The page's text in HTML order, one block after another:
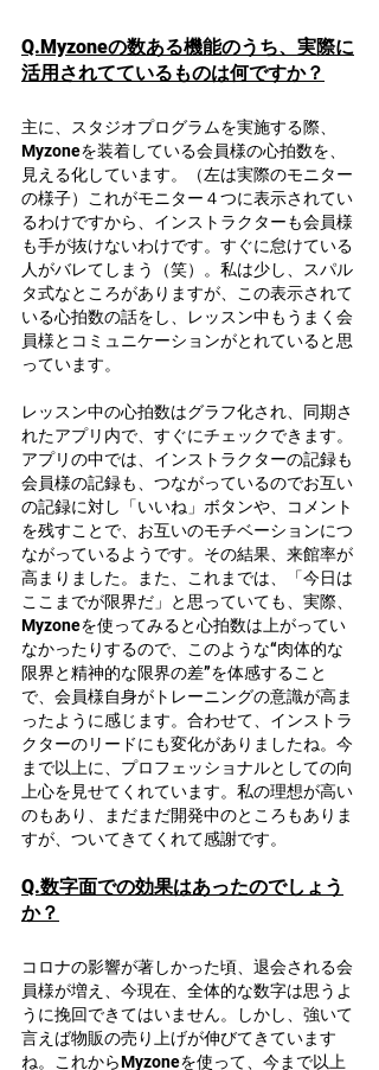
Q.Myzoneの数ある機能のうち、実際に
活用されてているものは何ですか？
主に、スタジオプログラムを実施する際、
Myzoneを装着している会員様の心拍数を、
見える化しています。（左は実際のモニター
の様子）これがモニター４つに表示されてい
るわけですから、インストラクターも会員様
も手が抜けないわけです。すぐに怠けている
人がバレてしまう（笑）。私は少し、スパル
タ式なところがありますが、この表示されて
いる心拍数の話をし、レッスン中もうまく会
員様とコミュニケーションがとれていると思
っています。
レッスン中の心拍数はグラフ化され、同期さ
れたアプリ内で、すぐにチェックできます。
アプリの中では、インストラクターの記録も
会員様の記録も、つながっているのでお互い
の記録に対し「いいね」ボタンや、コメント
を残すことで、お互いのモチベーションにつ
ながっているようです。その結果、来館率が
高まりました。また、これまでは、「今日は
ここまでが限界だ」と思っていても、実際、
Myzoneを使ってみると心拍数は上がってい
なかったりするので、このような“肉体的な
限界と精神的な限界の差”を体感すること
で、会員様自身がトレーニングの意識が高ま
ったように感じます。合わせて、インストラ
クターのリードにも変化がありましたね。今
まで以上に、プロフェッショナルとしての向
上心を見せてくれています。私の理想が高い
のもあり、まだまだ開発中のところもありま
すが、ついてきてくれて感謝です。
Q.数字面での効果はあったのでしょう
か？
コロナの影響が著しかった頃、退会される会
員様が増え、今現在、全体的な数字は思うよ
うに挽回できてはいません。しかし、強いて
言えば物販の売り上げが伸びてきています
ね。これからMyzoneを使って、今まで以上